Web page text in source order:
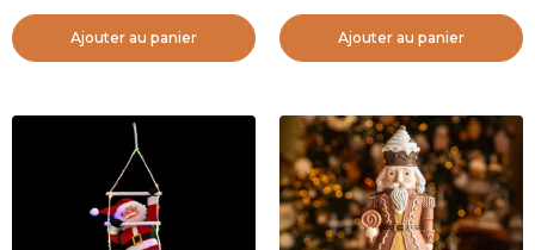
Ajouter au panier Ajouter au panier